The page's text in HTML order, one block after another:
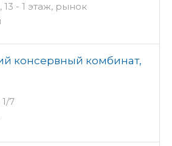
- 1 этаж, рынок
консервный комбинат,
7